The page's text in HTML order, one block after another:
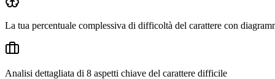
La tua percentuale complessiva di difficoltà del carattere con
Analisi dettagliata di 8 aspetti chiave del carattere difficile